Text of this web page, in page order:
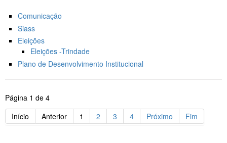
Comunicação
Siass
Eleições
Eleições -Trindade
Plano de Desenvolvimento Institucional
Página 1 de 4
Início
Anterior 1 2 3 4 Próximo Fim